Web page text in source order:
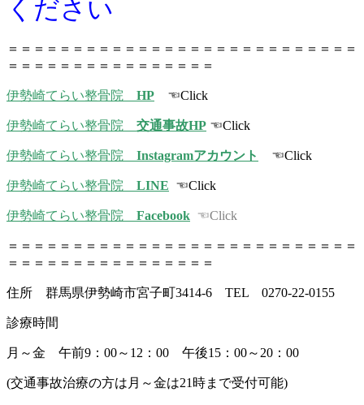
ください
＝＝＝＝＝＝＝＝＝＝＝＝＝＝＝＝＝＝＝＝＝＝＝＝＝＝＝
＝＝＝＝＝＝＝＝＝＝＝＝＝＝＝＝
伊勢崎てらい整骨院 HP ☜Click
伊勢崎てらい整骨院 交通事故HP ☜Click
伊勢崎てらい整骨院 Instagramアカウント ☜Click
伊勢崎てらい整骨院 LINE ☜Click
伊勢崎てらい整骨院 Facebook ☜Click
＝＝＝＝＝＝＝＝＝＝＝＝＝＝＝＝＝＝＝＝＝＝＝＝＝＝＝
＝＝＝＝＝＝＝＝＝＝＝＝＝＝＝＝
住所 群馬県伊勢崎市宮子町3414-6 TEL 0270-22-0155
診療時間
月～金 午前9：00～12：00 午後15：00～20：00
(交通事故治療の方は月～金は21時まで受付可能)